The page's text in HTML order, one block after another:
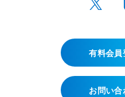
有料会員
お問い合